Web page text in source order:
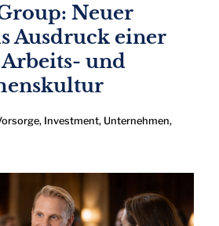
Neuer
Ausdruck einer
und
, Investment, Unternehmen,